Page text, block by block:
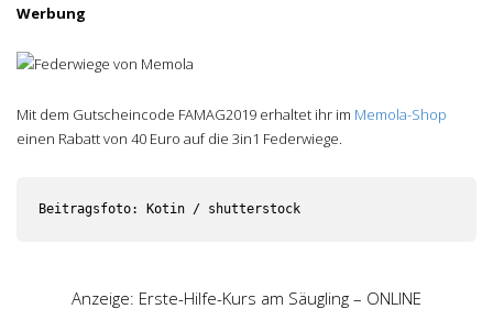
Werbung
Mit dem Gutscheincode FAMAG2019 erhaltet ihr im Memola-Shop
einen Rabatt von 40 Euro auf die 3in1 Federwiege.
Beitragsfoto: Kotin / shutterstock
Anzeige: Erste-Hilfe-Kurs am Säugling – ONLINE